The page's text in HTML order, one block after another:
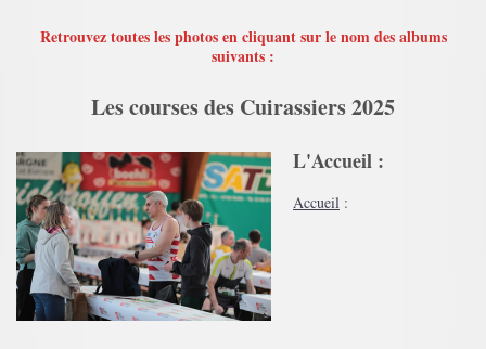
Retrouvez toutes les photos en cliquant sur le nom des albums
suivants :
Les courses des Cuirassiers 2025
L'Accueil :
Accueil :